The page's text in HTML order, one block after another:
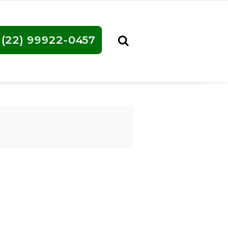
99922-0457